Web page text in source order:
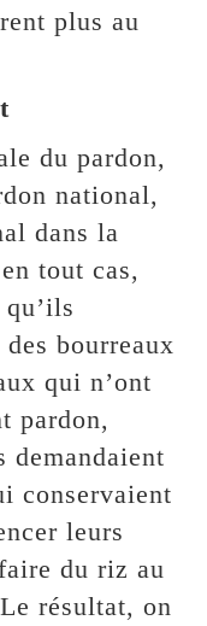
plus au
du pardon,
national,
dans la
tout cas,
bourreaux
qui n’ont
pardon,
demandaient
conservaient
leurs
du riz au
résultat, on